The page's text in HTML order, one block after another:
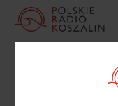
Akt
19-latek pod